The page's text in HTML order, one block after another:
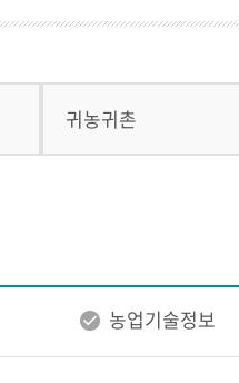
귀농귀촌
농업기술정보